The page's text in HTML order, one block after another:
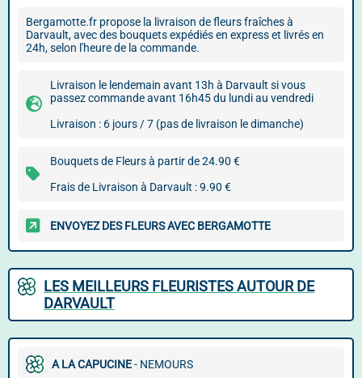
Bergamotte.fr propose la livraison de fleurs fraîches à
Darvault, avec des bouquets expédiés en express et livrés en
24h, selon l'heure de la commande.
Livraison le lendemain avant 13h à Darvault si vous
passez commande avant 16h45 du lundi au vendredi
Livraison : 6 jours / 7 (pas de livraison le dimanche)
Bouquets de Fleurs à partir de 24.90 €
Frais de Livraison à Darvault : 9.90 €
ENVOYEZ DES FLEURS AVEC BERGAMOTTE
LES MEILLEURS FLEURISTES AUTOUR DE
DARVAULT
A LA CAPUCINE- NEMOURS